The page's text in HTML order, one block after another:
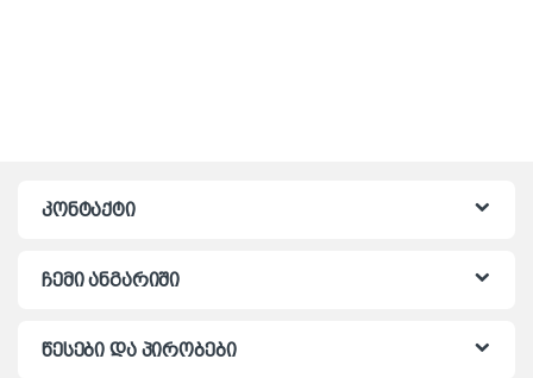
კონტაქტი
ჩემი ანგარიში
წესები და პირობები